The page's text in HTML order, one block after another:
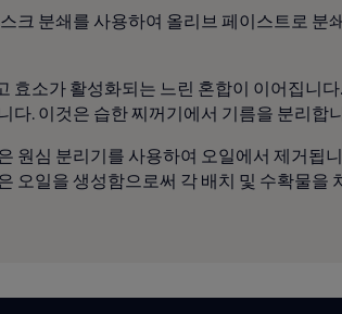
크 분쇄를 사용하여 올리브 페이스트로
소가 활성화되는 느린 혼합이 이어집니
다. 이것은 습한 찌꺼기에서 기름을 분리합
원심 분리기를 사용하여 오일에서 제거됩
오일을 생성함으로써 각 배치 및 수확물을